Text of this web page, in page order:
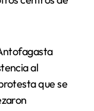
al
que se